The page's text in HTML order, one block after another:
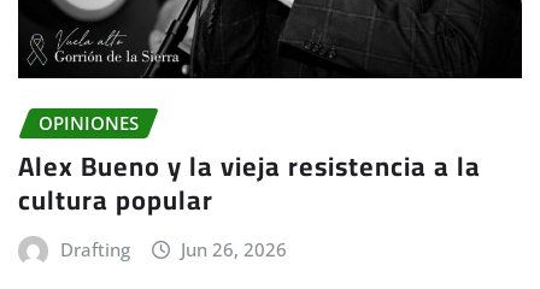
OPINIONES
Alex Bueno y la vieja resistencia a la
cultura popular
Drafting Jun 26, 2026